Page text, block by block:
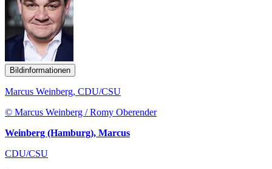
Bildinformationen
Marcus Weinberg, CDU/CSU
© Marcus Weinberg / Romy Oberender
Weinberg (Hamburg), Marcus
CDU/CSU